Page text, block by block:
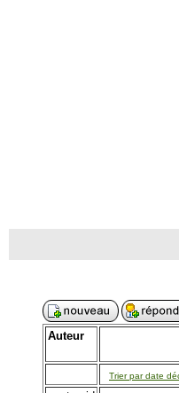
Auteur
Trier par date